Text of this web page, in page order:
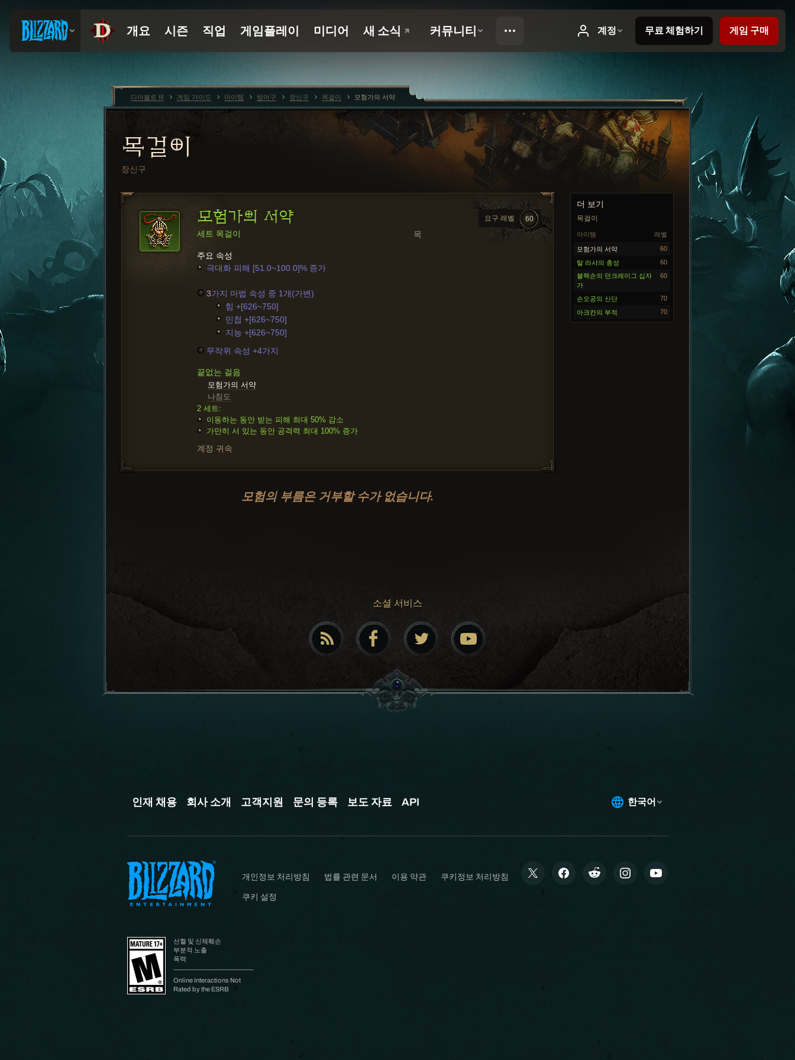
목걸이
장신구
더 보기
목걸이
레벨
아이템
모험가의 서약 60
탈 라샤의 충성
60
블랙손의 던크레이그 십자
가
60
손오공의 신단 70
아크칸의 부적 70
요구 레벨 60
모험가의 서약
목
세트 목걸이
주요 속성
극대화 피해 [51.0~100.0]% 증가
3가지 마법 속성 중 1개(가변)
힘 +[626~750]
민첩 +[626~750]
지능 +[626~750]
무작위 속성 +4가지
끝없는 걸음
모험가의 서약
나침도
2 세트:
이동하는 동안 받는 피해 최대 50% 감소
가만히 서 있는 동안 공격력 최대 100% 증가
계정 귀속
모험의 부름은 거부할 수가 없습니다.
소셜 서비스
디아블로 III 게임 가이드 아이템 방어구 장신구 목걸이 모험가의 서약